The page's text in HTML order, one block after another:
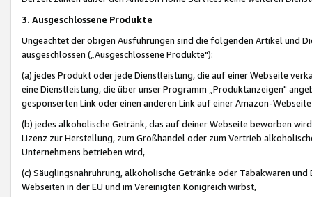
3. Ausgeschlossene Produkte
Ungeachtet der obigen Ausführungen sind die folgenden Artikel und
ausgeschlossen („Ausgeschlossene Produkte"):
(a) jedes Produkt oder jede Dienstleistung, die auf einer Webseite
eine Dienstleistung, die über unser Programm „Produktanzeigen"
gesponserten Link oder einen anderen Link auf einer Amazon-
(b) jedes alkoholische Getränk, das auf deiner Webseite beworben
Lizenz zur Herstellung, zum Großhandel oder zum Vertrieb
Unternehmens betrieben wird,
(c) Säuglingsnahruhrung, alkoholische Getränke oder Tabakwaren
Webseiten in der EU und im Vereinigten Königreich wirbst,